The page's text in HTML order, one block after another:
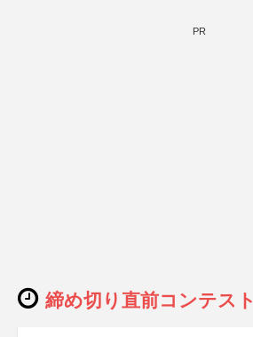
PR
締め切り直前コンテスト